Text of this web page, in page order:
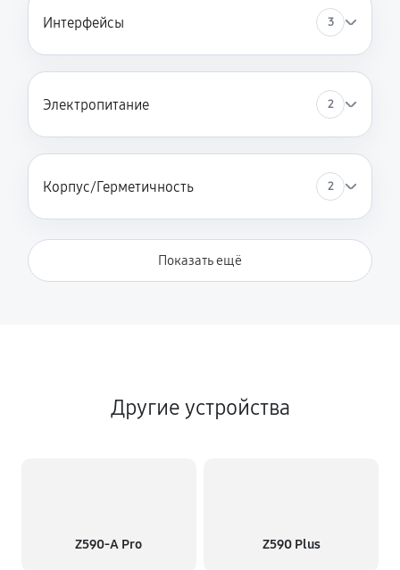
Интерфейсы 3
Электропитание 2
Корпус/Герметичность 2
Показать ещё
Другие устройства
Z590-A Pro Z590 Plus